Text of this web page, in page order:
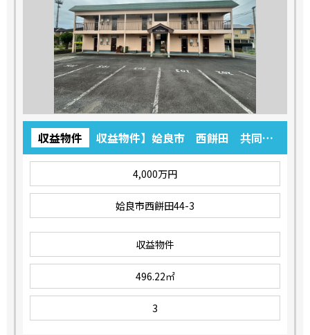
収益物件
収益物件】姶良市 西餅田 共同住
宅 4,000万円
4,000万円
姶良市西餅田44-3
収益物件
496.22㎡
3